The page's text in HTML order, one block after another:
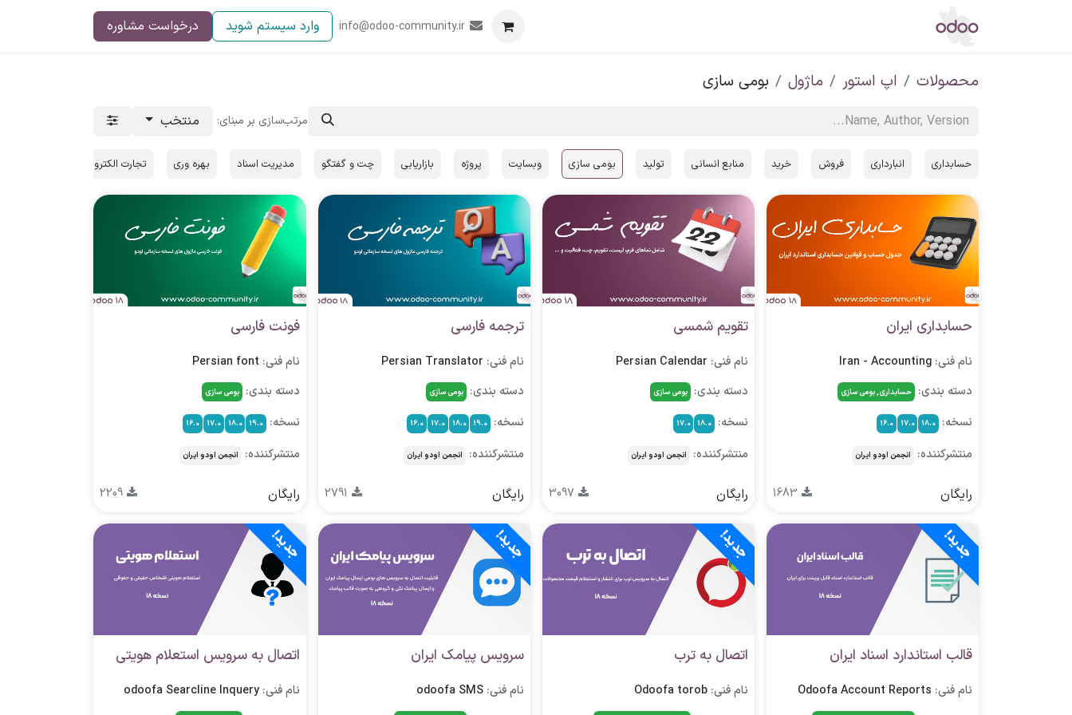
تماس با ما info@odoo-community.ir وارد سیستم شوید درخواست مشاوره
محصولات اپ استور ماژول بومی سازی
مرتب‌سازی بر مبنای: منتخب
حسابداری انبارداری فروش خرید منابع انسانی تولید بومی سازی وبسایت پروژه بازاریابی چت و گفتگو مدیریت اسناد بهره‌ وری تجارت الکترونیک
حسابداری ایران
نام فنی: Iran - Accounting
دسته بندی: حسابداری, بومی سازی
نسخه: 18.0
17.0
16.0
منتشرکننده: انجمن اودو ایران
رایگان 1683
تقویم شمسی
نام فنی: Persian Calendar
دسته بندی: بومی سازی
نسخه: 18.0
17.0
منتشرکننده: انجمن اودو ایران
رایگان 3097
ترجمه فارسی
نام فنی: Persian Translator
دسته بندی: بومی سازی
نسخه: 19.0
18.0
17.0
16.0
منتشرکننده: انجمن اودو ایران
رایگان 2791
فونت فارسی
نام فنی: Persian font
دسته بندی: بومی سازی
نسخه: 19.0
18.0
17.0
16.0
منتشرکننده: انجمن اودو ایران
رایگان 2209
جدید!
قالب استاندارد اسناد ایران
نام فنی: Odoofa Account Reports
جدید!
اتصال به ترب
نام فنی: Odoofa torob
جدید!
سرویس پیامک ایران
نام فنی: odoofa SMS
جدید!
اتصال به سرویس استعلام هویتی
نام فنی: odoofa Searcline Inquery